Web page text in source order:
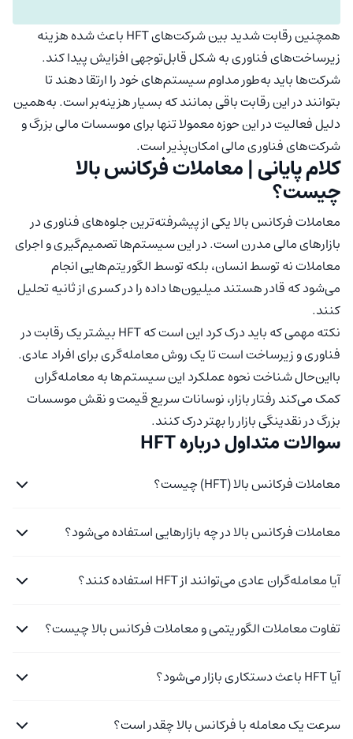
همچنین رقابت شدید بین شرکت‌های HFT باعث شده هزینه
زیرساخت‌های فناوری به شکل قابل‌توجهی افزایش پیدا کند.
شرکت‌ها باید به‌طور مداوم سیستم‌های خود را ارتقا دهند تا
بتوانند در این رقابت باقی بمانند که بسیار هزینه‌بر است. به‌همین
دلیل فعالیت در این حوزه معمولا تنها برای موسسات مالی بزرگ و
شرکت‌های فناوری مالی امکان‌پذیر است.
کلام پایانی | معاملات فرکانس بالا
چیست؟
معاملات فرکانس بالا یکی از پیشرفته‌ترین جلوه‌های فناوری در
بازارهای مالی مدرن است. در این سیستم‌ها تصمیم‌گیری و اجرای
معاملات نه توسط انسان، بلکه توسط الگوریتم‌هایی انجام
می‌شود که قادر هستند میلیون‌ها داده را در کسری از ثانیه تحلیل
کنند.
نکته مهمی که باید درک کرد این است که HFT بیشتر یک رقابت در
فناوری و زیرساخت است تا یک روش معامله‌گری برای افراد عادی.
بااین‌حال شناخت نحوه عملکرد این سیستم‌ها به معامله‌گران
کمک می‌کند رفتار بازار، نوسانات سریع قیمت و نقش موسسات
بزرگ در نقدینگی بازار را بهتر درک کنند.
سوالات متداول درباره HFT
معاملات فرکانس بالا (HFT) چیست؟
معاملات فرکانس بالا در چه بازارهایی استفاده می‌شود؟
آیا معامله‌گران عادی می‌توانند از HFT استفاده کنند؟
تفاوت معاملات الگوریتمی و معاملات فرکانس بالا چیست؟
آیا HFT باعث دستکاری بازار می‌شود؟
سرعت یک معامله با فرکانس بالا چقدر است؟